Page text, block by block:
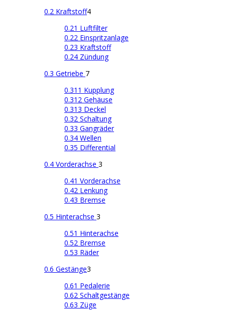
0.2 Kraftstoff4
0.21 Luftfilter
0.22 Einspritzanlage
0.23 Kraftstoff
0.24 Zündung
0.3 Getriebe 7
0.311 Kupplung
0.312 Gehäuse
0.313 Deckel
0.32 Schaltung
0.33 Gangräder
0.34 Wellen
0.35 Differential
0.4 Vorderachse 3
0.41 Vorderachse
0.42 Lenkung
0.43 Bremse
0.5 Hinterachse 3
0.51 Hinterachse
0.52 Bremse
0.53 Räder
0.6 Gestänge3
0.61 Pedalerie
0.62 Schaltgestänge
0.63 Züge